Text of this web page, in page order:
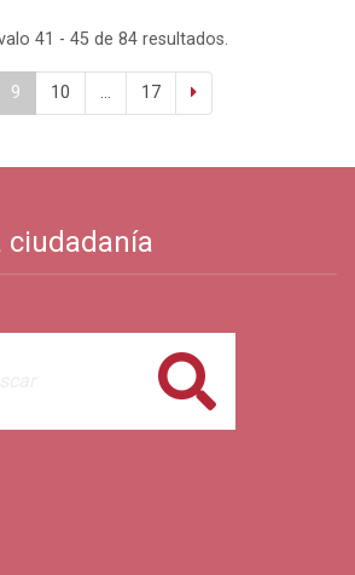
41 - 45 de 84 resultados.
9 10 ... 17
ciudadanía
Buscar